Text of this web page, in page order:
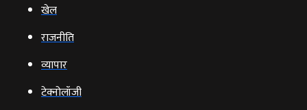
खेल
राजनीति
व्‍यापार
टेक्‍नोलॉजी